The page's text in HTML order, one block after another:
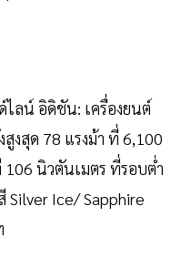
ลน์ อิดิชัน: เครื่องยนต์
งสุด 78 แรงม้า ที่ 6,100
นิวตันเมตร ที่รอบต่ำ
Silver Ice/ Sapphire